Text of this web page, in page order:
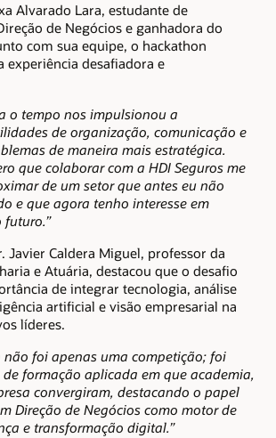
Alvarado Lara, estudante de
de Negócios e ganhadora do
com sua equipe, o hackathon
experiência desafiadora e
o tempo nos impulsionou a
de organização, comunicação e
de maneira mais estratégica.
que colaborar com a HDI Seguros me
de um setor que antes eu não
e que agora tenho interesse em
futuro.”
Javier Caldera Miguel, professor da
e Atuária, destacou que o desafio
de integrar tecnologia, análise
artificial e visão empresarial na
líderes.
não foi apenas uma competição; foi
formação aplicada em que academia,
convergiram, destacando o papel
Direção de Negócios como motor de
e transformação digital.”